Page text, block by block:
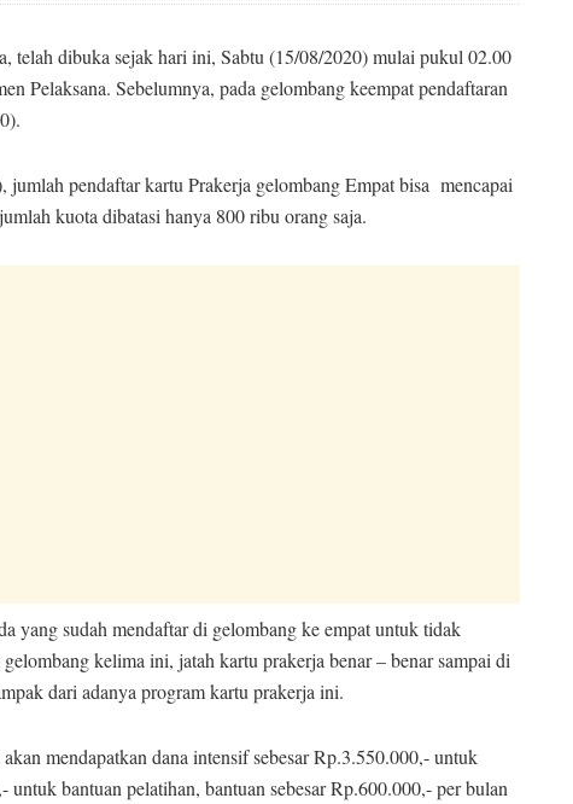
telah dibuka sejak hari ini, Sabtu (15/08/2020) mulai pukul 02.00
Pelaksana. Sebelumnya, pada gelombang keempat pendaftaran
pendaftar kartu Prakerja gelombang Empat bisa mencapai
kuota dibatasi hanya 800 ribu orang saja.
yang sudah mendaftar di gelombang ke empat untuk tidak
kelima ini, jatah kartu prakerja benar – benar sampai di
dari adanya program kartu prakerja ini.
mendapatkan dana intensif sebesar Rp.3.550.000,- untuk
bantuan pelatihan, bantuan sebesar Rp.600.000,- per bulan